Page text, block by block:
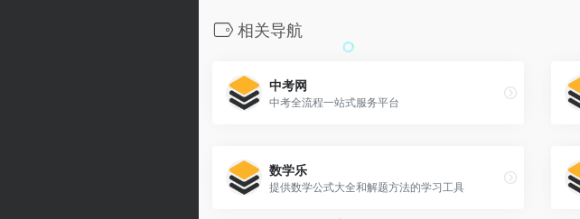
相关导航
中考网
中考全流程一站式服务平台
数学乐
提供数学公式大全和解题方法的学习工具